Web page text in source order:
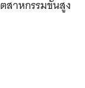
สาหกรรมขั้นสูง